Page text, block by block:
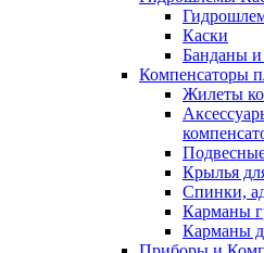
Каски
Банданы
Компенсаторы
Жилеты
Крылья
Спинки,
Карманы
Карманы